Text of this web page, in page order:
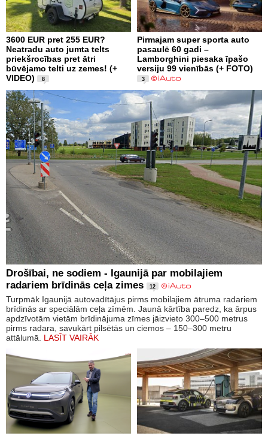
3600 EUR pret 255 EUR?
Neatradu auto jumta telts
priekšrocības pret ātri
būvējamo telti uz zemes! (+
VIDEO)
8
Pirmajam super sporta auto
pasaulē 60 gadi –
Lamborghini piesaka īpašo
versiju 99 vienībās (+ FOTO)
3
Drošībai, ne sodiem - Igaunijā par mobilajiem
radariem brīdinās ceļa zimes
12
Turpmāk Igaunijā autovadītājus pirms mobilajiem ātruma radariem
brīdinās ar speciālām ceļa zīmēm. Jaunā kārtība paredz, ka ārpus
apdzīvotām vietām brīdinājuma zīmes jāizvieto 300–500 metrus
pirms radara, savukārt pilsētās un ciemos – 150–300 metru
attālumā. LASĪT VAIRĀK